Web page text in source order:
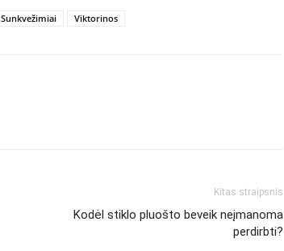
Sunkvežimiai Viktorinos
Kitas straipsnis
Kodėl stiklo pluošto beveik neįmanoma
perdirbti?